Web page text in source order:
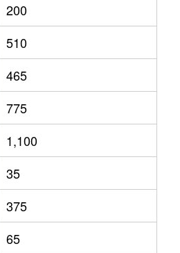
200
510
465
775
1,100
35
375
65